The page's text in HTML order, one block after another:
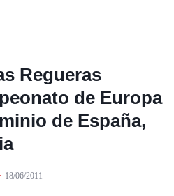
Regueras
de Europa
de España,
18/06/2011